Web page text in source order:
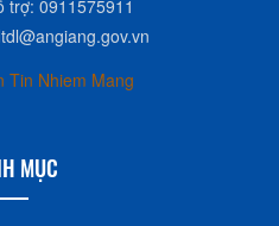
trợ: 0911575911
MỤC